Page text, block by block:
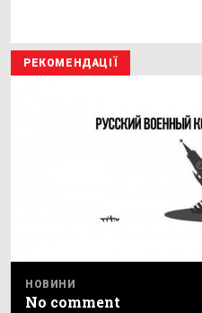
РЕКОМЕНДАЦІЇ
НОВИНИ
No comment